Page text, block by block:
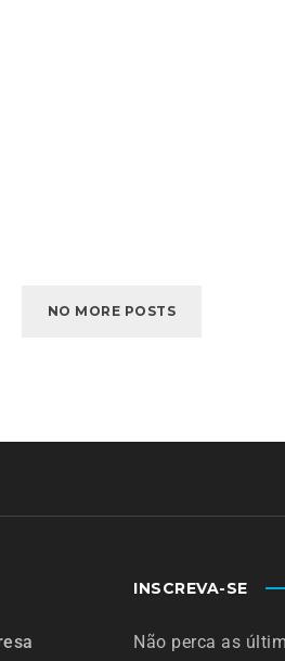
NO MORE POSTS
INSCREVA-SE
Não perca as